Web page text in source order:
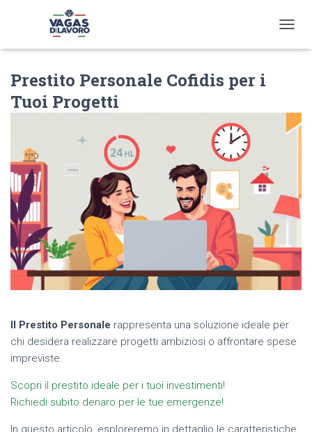
O
N
A
T
O
Prestito Personale Cofidis per i
Tuoi Progetti
Il Prestito Personale rappresenta una soluzione ideale per
chi desidera realizzare progetti ambiziosi o affrontare spese
impreviste.
Scopri il prestito ideale per i tuoi investimenti!
Richiedi subito denaro per le tue emergenze!
In questo articolo, esploreremo in dettaglio le caratteristiche